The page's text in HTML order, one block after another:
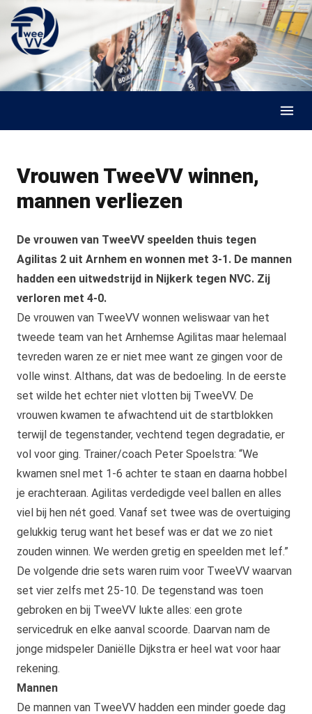
Skip to content
Vrouwen TweeVV winnen,
mannen verliezen
De vrouwen van TweeVV speelden thuis tegen
Agilitas 2 uit Arnhem en wonnen met 3-1. De mannen
hadden een uitwedstrijd in Nijkerk tegen NVC. Zij
verloren met 4-0.
De vrouwen van TweeVV wonnen weliswaar van het
tweede team van het Arnhemse Agilitas maar helemaal
tevreden waren ze er niet mee want ze gingen voor de
volle winst. Althans, dat was de bedoeling. In de eerste
set wilde het echter niet vlotten bij TweeVV. De
vrouwen kwamen te afwachtend uit de startblokken
terwijl de tegenstander, vechtend tegen degradatie, er
vol voor ging. Trainer/coach Peter Spoelstra: “We
kwamen snel met 1-6 achter te staan en daarna hobbel
je erachteraan. Agilitas verdedigde veel ballen en alles
viel bij hen nét goed. Vanaf set twee was de overtuiging
gelukkig terug want het besef was er dat we zo niet
zouden winnen. We werden gretig en speelden met lef.”
De volgende drie sets waren ruim voor TweeVV waarvan
set vier zelfs met 25-10. De tegenstand was toen
gebroken en bij TweeVV lukte alles: een grote
servicedruk en elke aanval scoorde. Daarvan nam de
jonge midspeler Daniëlle Dijkstra er heel wat voor haar
rekening.
Mannen
De mannen van TweeVV hadden een minder goede dag